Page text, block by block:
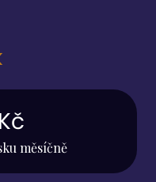
měsíčně